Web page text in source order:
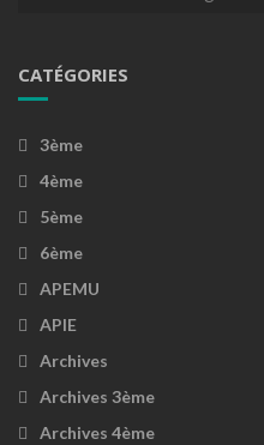
CATÉGORIES
3ème
4ème
5ème
6ème
APEMU
APIE
Archives
Archives 3ème
Archives 4ème